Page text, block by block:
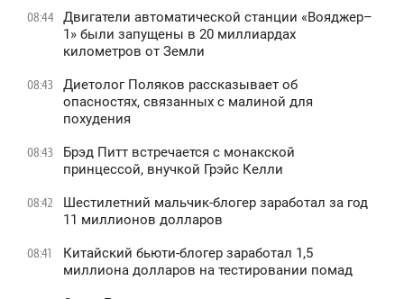
08:44
Двигатели автоматической станции «Вояджер–
1» были запущены в 20 миллиардах
километров от Земли
08:43
Диетолог Поляков рассказывает об
опасностях, связанных с малиной для
похудения
08:43
Брэд Питт встречается с монакской
принцессой, внучкой Грэйс Келли
08:42
Шестилетний мальчик-блогер заработал за год
11 миллионов долларов
08:41
Китайский бьюти-блогер заработал 1,5
миллиона долларов на тестировании помад